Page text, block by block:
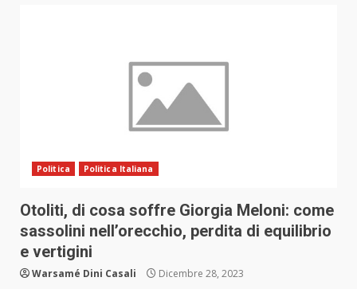
Politica Politica Italiana
Otoliti, di cosa soffre Giorgia Meloni: come
sassolini nell’orecchio, perdita di equilibrio
e vertigini
Warsamé Dini Casali Dicembre 28, 2023